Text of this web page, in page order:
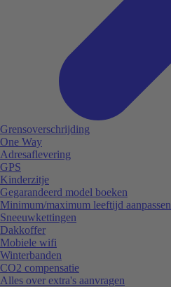
Grensoverschrijding
One Way
Adresaflevering
GPS
Kinderzitje
Gegarandeerd model boeken
Minimum/maximum leeftijd aanpassen
Sneeuwkettingen
Dakkoffer
Mobiele wifi
Winterbanden
CO2 compensatie
Alles over extra's aanvragen